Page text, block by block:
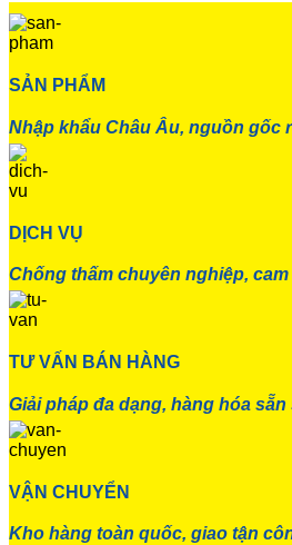
SẢN PHẨM
Nhập khẩu Châu Âu, nguồn gốc
DỊCH VỤ
Chống thấm chuyên nghiệp,
TƯ VẤN BÁN HÀNG
Giải pháp đa dạng, hàng hóa sẵn
VẬN CHUYỂN
Kho hàng toàn quốc, giao tận